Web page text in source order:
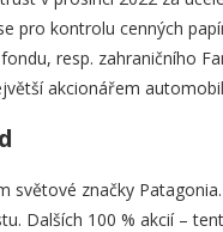
pro kontrolu cenných
resp. zahraničního
akcionářem
světové značky
Dalších 100 % akcií –